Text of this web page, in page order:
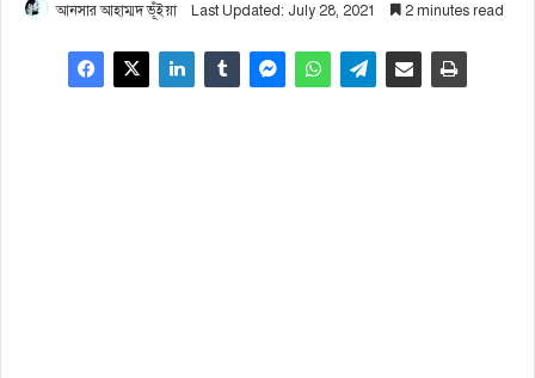
আনসার আহাম্মদ ভূঁইয়া Last Updated: July 28, 2021 2 minutes read